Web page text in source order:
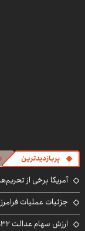
پربازدیدترین
آمریکا برخی از
جزئیات عملیات
ارزش سهام عدالت ۵۳۲هزار تومانی امروز چهارشنبه ۱۴ مرداد